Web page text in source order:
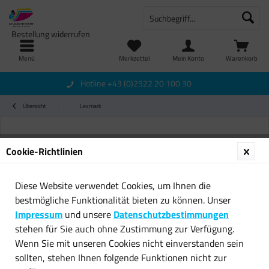
Menü Warenkorb
Merkzettel
Bestellung widerrufen
Mein Konto
Hotline +43 (0)2522 20 100 30
Übersicht Lexmark
Cookie-Richtlinien
Diese Website verwendet Cookies, um Ihnen die
bestmögliche Funktionalität bieten zu können. Unser
Impressum und unsere Datenschutzbestimmungen
stehen für Sie auch ohne Zustimmung zur Verfügung.
Wenn Sie mit unseren Cookies nicht einverstanden sein
sollten, stehen Ihnen folgende Funktionen nicht zur